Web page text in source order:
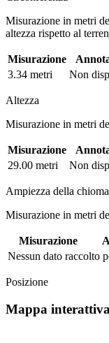
Misurazione in metri
altezza rispetto al
Misurazione
3.34 metri
Non
Altezza
Misurazione in metri
Misurazione
29.00 metri
Non
Ampiezza della chioma
Misurazione in metri
Misurazione
Nessun dato raccolto
Posizione
Mappa interattiva